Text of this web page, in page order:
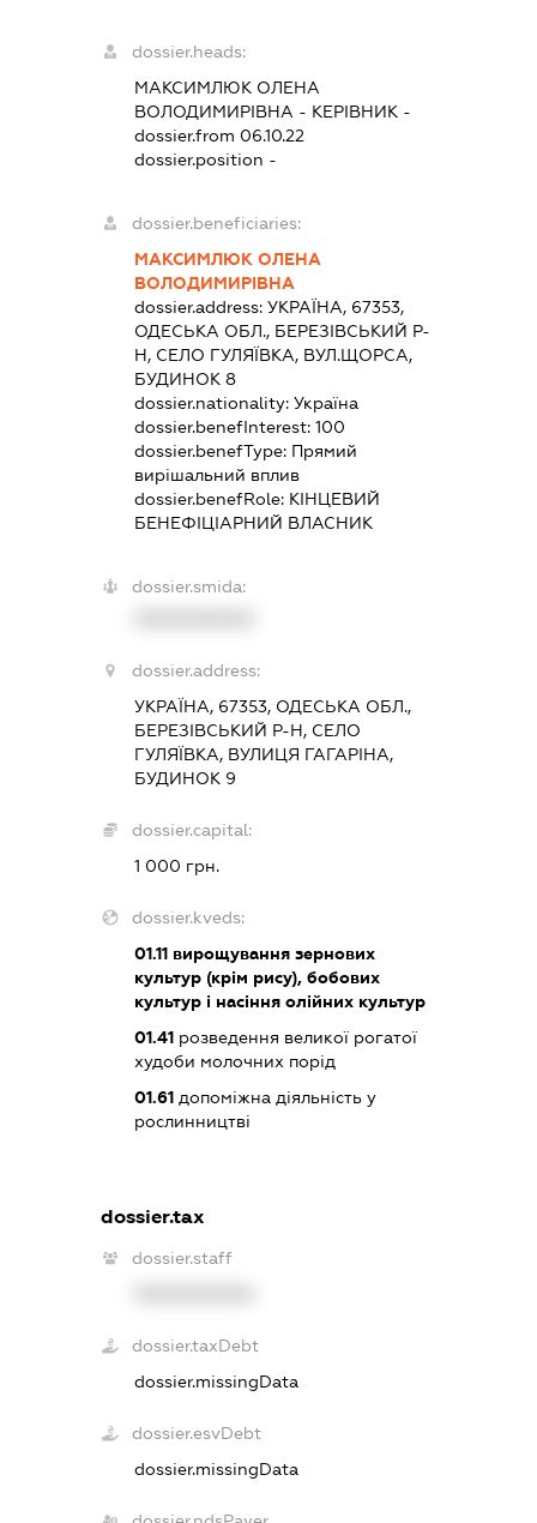
dossier.heads:
МАКСИМЛЮК ОЛЕНА
ВОЛОДИМИРІВНА - КЕРІВНИК -
dossier.from 06.10.22
dossier.position -
dossier.beneficiaries:
МАКСИМЛЮК ОЛЕНА
ВОЛОДИМИРІВНА
dossier.address:УКРАЇНА, 67353,
ОДЕСЬКА ОБЛ., БЕРЕЗІВСЬКИЙ Р-
Н, СЕЛО ГУЛЯЇВКА, ВУЛ.ЩОРСА,
БУДИНОК 8
dossier.nationality:Україна
dossier.benefInterest:100
dossier.benefType: Прямий
вирішальний вплив
dossier.benefRole: КІНЦЕВИЙ
БЕНЕФІЦІАРНИЙ ВЛАСНИК
dossier.smida:
dossier.address:
УКРАЇНА, 67353, ОДЕСЬКА ОБЛ.,
БЕРЕЗІВСЬКИЙ Р-Н, СЕЛО
ГУЛЯЇВКА, ВУЛИЦЯ ГАГАРІНА,
БУДИНОК 9
dossier.capital:
1 000 грн.
dossier.kveds:
01.11 вирощування зернових
культур (крім рису), бобових
культур і насіння олійних культур
01.41 розведення великої рогатої
худоби молочних порід
01.61 допоміжна діяльність у
рослинництві
dossier.tax
dossier.staff
dossier.taxDebt
dossier.missingData
dossier.esvDebt
dossier.missingData